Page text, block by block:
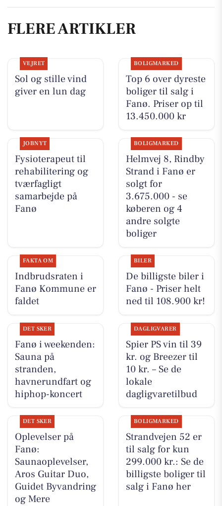
FLERE ARTIKLER
VEJRET
Sol og stille vind
giver en lun dag
BOLIGMARKED
Top 6 over dyreste
boliger til salg i
Fanø. Priser op til
13.450.000 kr
JOBNYT
Fysioterapeut til
rehabilitering og
tværfagligt
samarbejde på
Fanø
BOLIGMARKED
Helmvej 8, Rindby
Strand i Fanø er
solgt for
3.675.000 - se
køberen og 4
andre solgte
boliger
FAKTA OM
Indbrudsraten i
Fanø Kommune er
faldet
BILER
De billigste biler i
Fanø - Priser helt
ned til 108.900 kr!
DET SKER
Fanø i weekenden:
Sauna på
stranden,
havnerundfart og
hiphop-koncert
DAGLIGVARER
Spier PS vin til 39
kr. og Breezer til
10 kr. – Se de
lokale
dagligvaretilbud
DET SKER
Oplevelser på
Fanø:
Saunaoplevelser,
Aros Guitar Duo,
Guidet Byvandring
og Mere
BOLIGMARKED
Strandvejen 52 er
til salg for kun
299.000 kr.: Se de
billigste boliger til
salg i Fanø her